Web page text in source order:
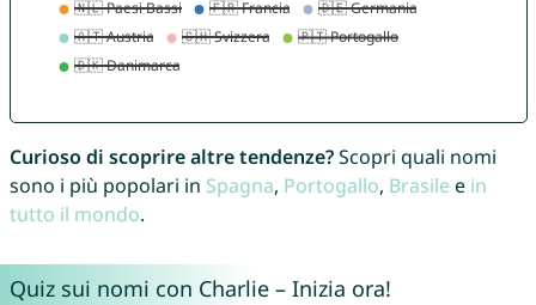
Curioso di scoprire altre tendenze?Scopri quali nomi
sono i più popolari in Spagna, Portogallo, Brasile e in
tutto il mondo.
Quiz sui nomi con Charlie – Inizia ora!